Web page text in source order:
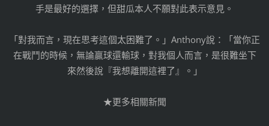
手是最好的選擇，但甜瓜本人不願對此表示意見。
「對我而言，現在思考這個太困難了。」Anthony說：「當你正
在戰鬥的時候，無論贏球還輸球，對我個人而言，是很難坐下
來然後說『我想離開這裡了』。」
★更多相關新聞